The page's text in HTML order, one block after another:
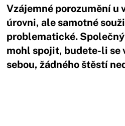
Vzájemné porozumění u
úrovni, ale samotné
problematické.
mohl spojit, budete-li se
sebou, žádného štěstí